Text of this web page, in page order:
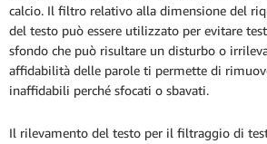
calcio. Il filtro relativo alla dimensione del
del testo può essere utilizzato per evitare
sfondo che può risultare un disturbo o
affidabilità delle parole ti permette di
inaffidabili perché sfocati o sbavati.
Il rilevamento del testo per il filtraggio di